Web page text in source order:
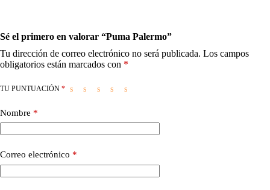
Sé el primero en valorar “Puma Palermo”
Tu dirección de correo electrónico no será publicada. Los campos
obligatorios están marcados con *
TU PUNTUACIÓN *
Nombre *
Correo electrónico *